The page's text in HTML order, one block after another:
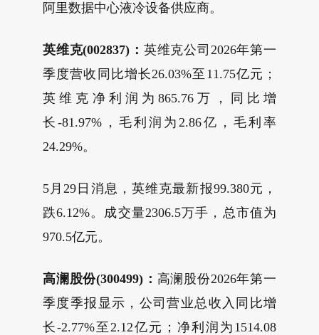
阿里数据中心液冷设备供应商。
英维克(002837)： 英维克公司2026年第一
季度营收同比增长26.03%至11.75亿元；
英维克净利润为865.76万，同比增
长-81.97%，毛利润为2.86亿，毛利率
24.29%。
5月29日消息，英维克最新报99.380元，
跌6.12%。成交量2306.5万手，总市值为
970.5亿元。
高澜股份(300499)： 高澜股份2026年第一
季度季报显示，公司营业总收入同比增
长-2.77%至2.12亿元；净利润为1514.08